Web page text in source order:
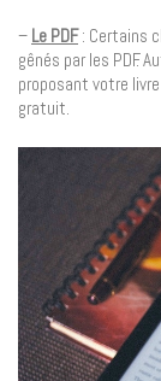
– Le PDF: Certains
gênés par les PDF.
proposant votre livre
gratuit.